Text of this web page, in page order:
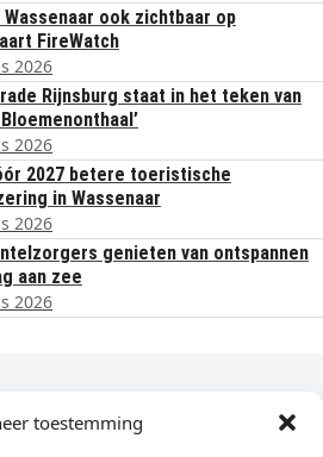
toestemming
Wassenaar ook zichtbaar op
FireWatch
2026
Rijnsburg staat in het teken van
2026
2027 betere toeristische
in Wassenaar
2026
genieten van ontspannen
aan zee
2026
nieuws in je e-mail?